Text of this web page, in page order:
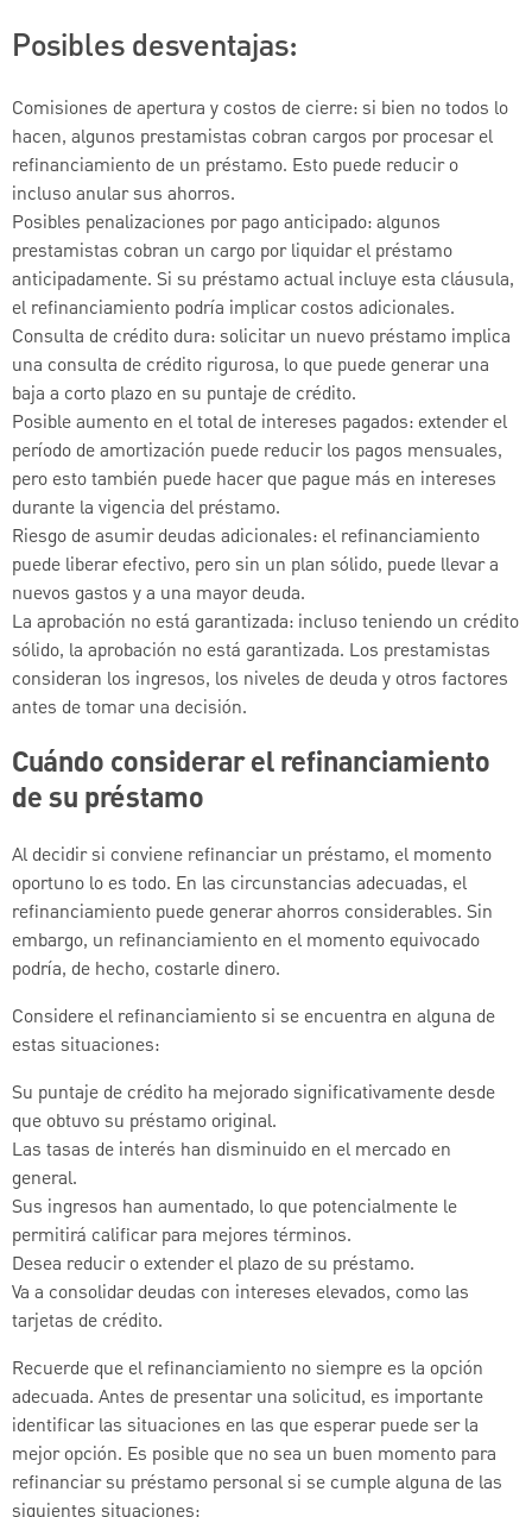
Posibles desventajas:
Comisiones de apertura y costos de cierre: si bien no todos lo
hacen, algunos prestamistas cobran cargos por procesar el
refinanciamiento de un préstamo. Esto puede reducir o
incluso anular sus ahorros.
Posibles penalizaciones por pago anticipado: algunos
prestamistas cobran un cargo por liquidar el préstamo
anticipadamente. Si su préstamo actual incluye esta cláusula,
el refinanciamiento podría implicar costos adicionales.
Consulta de crédito dura: solicitar un nuevo préstamo implica
una consulta de crédito rigurosa, lo que puede generar una
baja a corto plazo en su puntaje de crédito.
Posible aumento en el total de intereses pagados: extender el
período de amortización puede reducir los pagos mensuales,
pero esto también puede hacer que pague más en intereses
durante la vigencia del préstamo.
Riesgo de asumir deudas adicionales: el refinanciamiento
puede liberar efectivo, pero sin un plan sólido, puede llevar a
nuevos gastos y a una mayor deuda.
La aprobación no está garantizada: incluso teniendo un crédito
sólido, la aprobación no está garantizada. Los prestamistas
consideran los ingresos, los niveles de deuda y otros factores
antes de tomar una decisión.
Cuándo considerar el refinanciamiento
de su préstamo
Al decidir si conviene refinanciar un préstamo, el momento
oportuno lo es todo. En las circunstancias adecuadas, el
refinanciamiento puede generar ahorros considerables. Sin
embargo, un refinanciamiento en el momento equivocado
podría, de hecho, costarle dinero.
Considere el refinanciamiento si se encuentra en alguna de
estas situaciones:
Su puntaje de crédito ha mejorado significativamente desde
que obtuvo su préstamo original.
Las tasas de interés han disminuido en el mercado en
general.
Sus ingresos han aumentado, lo que potencialmente le
permitirá calificar para mejores términos.
Desea reducir o extender el plazo de su préstamo.
Va a consolidar deudas con intereses elevados, como las
tarjetas de crédito.
Recuerde que el refinanciamiento no siempre es la opción
adecuada. Antes de presentar una solicitud, es importante
identificar las situaciones en las que esperar puede ser la
mejor opción. Es posible que no sea un buen momento para
refinanciar su préstamo personal si se cumple alguna de las